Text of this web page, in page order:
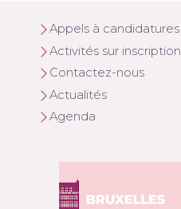
Appels à candidatures
Activités sur inscription
Contactez-nous
Actualités
Agenda